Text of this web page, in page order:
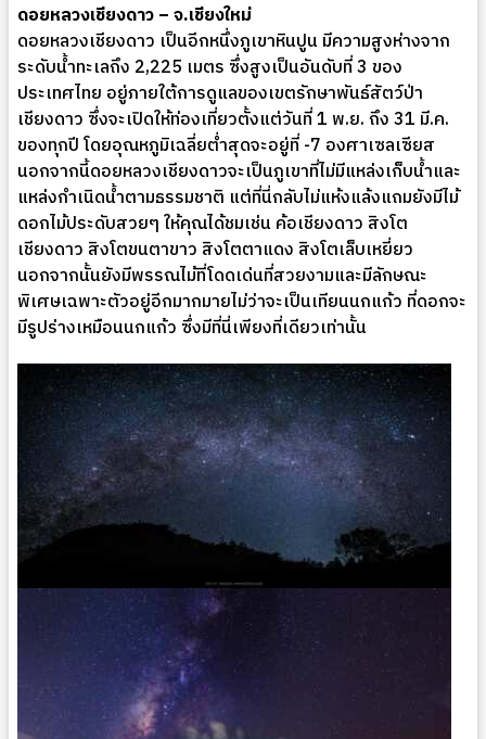
ดอยหลวงเชียงดาว – จ.เชียงใหม่
ดอยหลวงเชียงดาว เป็นอีกหนึ่งภูเขาหินปูน มีความสูงห่างจาก
ระดับน้ำทะเลถึง 2,225 เมตร ซึ่งสูงเป็นอันดับที่ 3 ของ
ประเทศไทย อยู่ภายใต้การดูแลของเขตรักษาพันธ์สัตว์ป่า
เชียงดาว ซึ่งจะเปิดให้ท่องเที่ยวตั้งแต่วันที่ 1 พ.ย. ถึง 31 มี.ค.
ของทุกปี โดยอุณหภูมิเฉลี่ยต่ำสุดจะอยู่ที่ -7 องศาเซลเซียส
นอกจากนี้ดอยหลวงเชียงดาวจะเป็นภูเขาที่ไม่มีแหล่งเก็บน้ำและ
แหล่งกำเนิดน้ำตามธรรมชาติ แต่ที่นี่กลับไม่แห้งแล้งแถมยังมีไม้
ดอกไม้ประดับสวยๆ ให้คุณได้ชมเช่น ค้อเชียงดาว สิงโต
เชียงดาว สิงโตขนตาขาว สิงโตตาแดง สิงโตเล็บเหยี่ยว
นอกจากนั้นยังมีพรรณไม้ที่โดดเด่นที่สวยงามและมีลักษณะ
พิเศษเฉพาะตัวอยู่อีกมากมายไม่ว่าจะเป็นเทียนนกแก้ว ที่ดอกจะ
มีรูปร่างเหมือนนกแก้ว ซึ่งมีที่นี่เพียงที่เดียวเท่านั้น